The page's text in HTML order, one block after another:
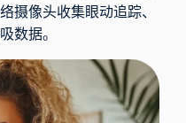
摄像头收集眼动追踪、
数据。